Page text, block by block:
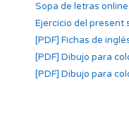
Sopa de letras
Ejercicio del present
[PDF] Fichas de
[PDF] Dibujo para
[PDF] Dibujo para